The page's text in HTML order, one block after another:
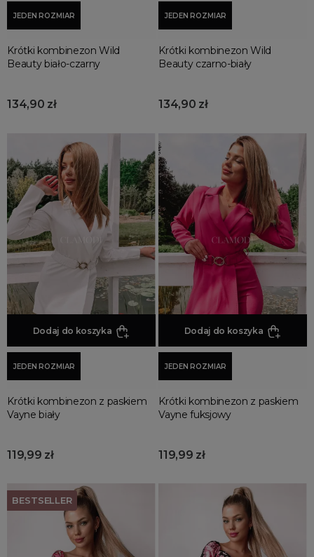
JEDEN ROZMIAR
Krótki kombinezon Wild
Beauty biało-czarny
134,90 zł
JEDEN ROZMIAR
Krótki kombinezon Wild
Beauty czarno-biały
134,90 zł
Dodaj do koszyka
JEDEN ROZMIAR
Krótki kombinezon z paskiem
Vayne biały
119,99 zł
Dodaj do koszyka
JEDEN ROZMIAR
Krótki kombinezon z paskiem
Vayne fuksjowy
119,99 zł
BESTSELLER